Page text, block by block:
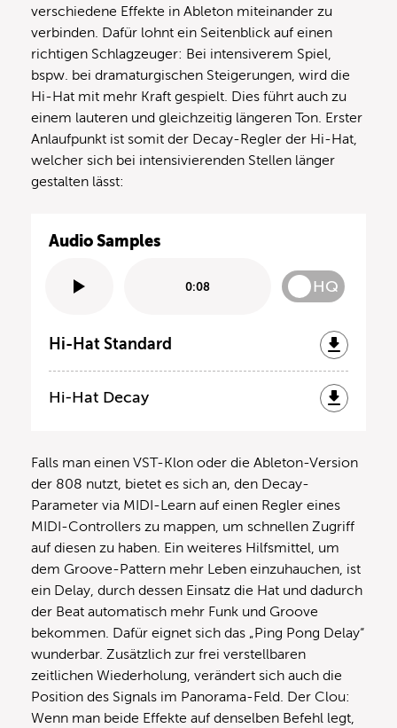
verschiedene Effekte in Ableton miteinander zu
verbinden. Dafür lohnt ein Seitenblick auf einen
richtigen Schlagzeuger: Bei intensiverem Spiel,
bspw. bei dramaturgischen Steigerungen, wird die
Hi-Hat mit mehr Kraft gespielt. Dies führt auch zu
einem lauteren und gleichzeitig längeren Ton. Erster
Anlaufpunkt ist somit der Decay-Regler der Hi-Hat,
welcher sich bei intensivierenden Stellen länger
gestalten lässt:
Audio Samples
0:08 HQ
Hi-Hat Standard
Hi-Hat Decay
Falls man einen VST-Klon oder die Ableton-Version
der 808 nutzt, bietet es sich an, den Decay-
Parameter via MIDI-Learn auf einen Regler eines
MIDI-Controllers zu mappen, um schnellen Zugriff
auf diesen zu haben. Ein weiteres Hilfsmittel, um
dem Groove-Pattern mehr Leben einzuhauchen, ist
ein Delay, durch dessen Einsatz die Hat und dadurch
der Beat automatisch mehr Funk und Groove
bekommen. Dafür eignet sich das „Ping Pong Delay“
wunderbar. Zusätzlich zur frei verstellbaren
zeitlichen Wiederholung, verändert sich auch die
Position des Signals im Panorama-Feld. Der Clou:
Wenn man beide Effekte auf denselben Befehl legt,